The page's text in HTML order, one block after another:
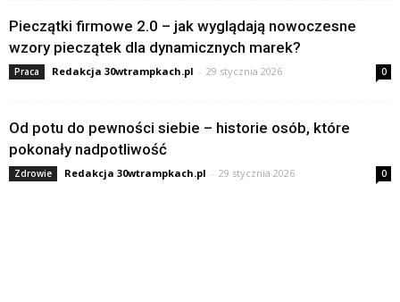
Pieczątki firmowe 2.0 – jak wyglądają nowoczesne
wzory pieczątek dla dynamicznych marek?
Praca Redakcja 30wtrampkach.pl - 29 stycznia 2026 0
Od potu do pewności siebie – historie osób, które
pokonały nadpotliwość
Zdrowie Redakcja 30wtrampkach.pl - 29 stycznia 2026 0